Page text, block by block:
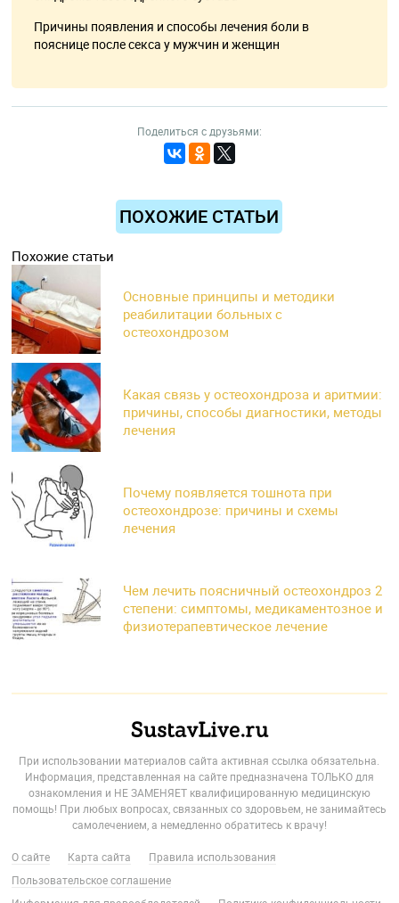
Причины появления и способы лечения боли в
пояснице после секса у мужчин и женщин
Поделиться с друзьями:
ПОХОЖИЕ СТАТЬИ
Похожие статьи
Основные принципы и методики
реабилитации больных с
остеохондрозом
Какая связь у остеохондроза и аритмии:
причины, способы диагностики, методы
лечения
Почему появляется тошнота при
остеохондрозе: причины и схемы
лечения
Чем лечить поясничный остеохондроз 2
степени: симптомы, медикаментозное и
физиотерапевтическое лечение
При использовании материалов сайта активная ссылка обязательна.
Информация, представленная на сайте предназначена ТОЛЬКО для
ознакомления и НЕ ЗАМЕНЯЕТ квалифицированную медицинскую
помощь! При любых вопросах, связанных со здоровьем, не занимайтесь
самолечением, а немедленно обратитесь к врачу!
О сайте Карта сайта
Правила использования
Пользовательское соглашение